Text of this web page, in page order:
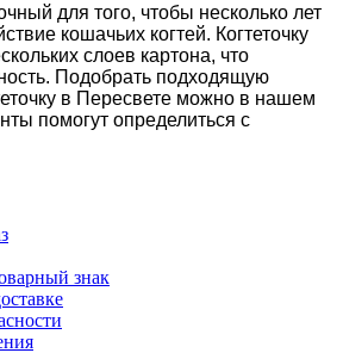
для того, чтобы несколько лет
кошачьих когтей. Когтеточку
слоев картона, что
Подобрать подходящую
в Пересвете можно в нашем
помогут определиться с
знак